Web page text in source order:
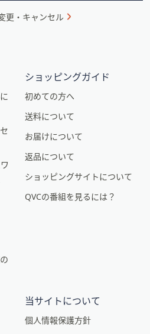
更・キャンセル
ショッピングガイド
初めての方へ
送料について
お届けについて
返品について
ショッピングサイトについて
QVCの番組を見るには？
当サイトについて
個人情報保護方針